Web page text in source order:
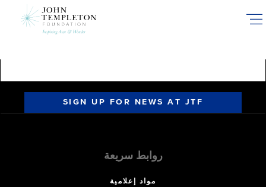
SIGN UP FOR NEWS AT JTF
روابط سريعة
مواد إعلامية